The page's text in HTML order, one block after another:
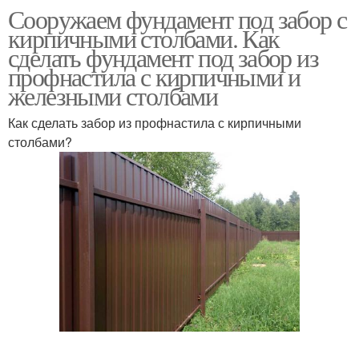
Сооружаем фундамент под забор с
кирпичными столбами. Как
сделать фундамент под забор из
профнастила с кирпичными и
железными столбами
Как сделать забор из профнастила с кирпичными
столбами?